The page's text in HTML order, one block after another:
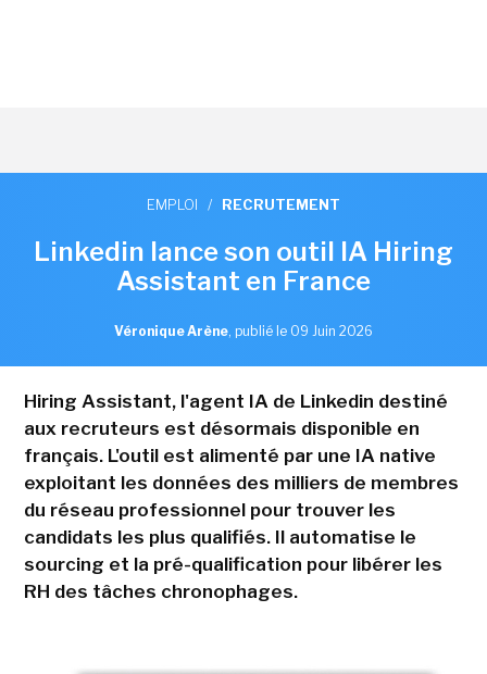
EMPLOI / RECRUTEMENT
Linkedin lance son outil IA Hiring
Assistant en France
Véronique Arène, publié le 09 Juin 2026
Hiring Assistant, l'agent IA de Linkedin destiné
aux recruteurs est désormais disponible en
français. L'outil est alimenté par une IA native
exploitant les données des milliers de membres
du réseau professionnel pour trouver les
candidats les plus qualifiés. Il automatise le
sourcing et la pré-qualification pour libérer les
RH des tâches chronophages.